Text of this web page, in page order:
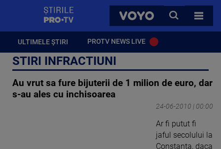
VOYO
CAUTA
TOATE
ULTIMELE ȘTIRI PROTV NEWS LIVE
STIRI INFRACTIUNI
Au vrut sa fure bijuterii de 1 milion de euro, dar
s-au ales cu inchisoarea
24-06-2010 | 00:00
Ar fi putut fi
jaful secolului la
Constanta, daca